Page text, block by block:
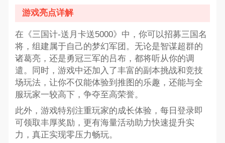
游戏亮点详解
在《三国计-送月卡送5000》中，你可以招募三国名
将，组建属于自己的梦幻军团。无论是智谋超群的
诸葛亮，还是勇冠三军的吕布，都将听从你的调
遣。同时，游戏中还加入了丰富的副本挑战和竞技
场玩法，让你不仅能体验到推图的乐趣，还能与全
服玩家一较高下，争夺至高荣誉。
此外，游戏特别注重玩家的成长体验，每日登录即
可领取丰厚奖励，更有海量活动助力快速提升实
力，真正实现零压力畅玩。